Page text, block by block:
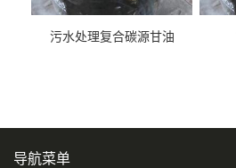
污水处理复合碳源甘油
导航菜单